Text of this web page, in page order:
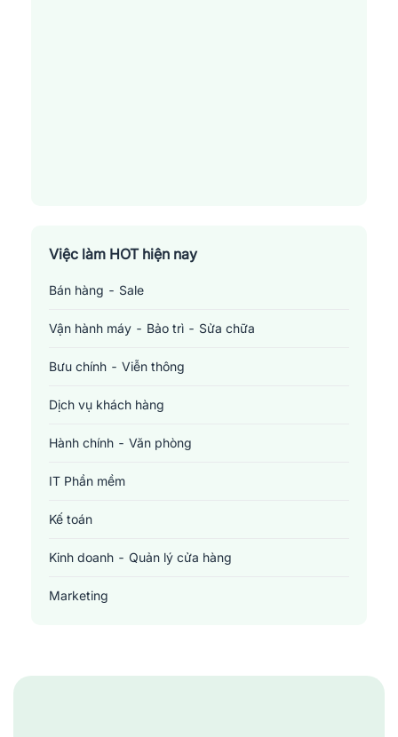
Việc làm HOT hiện nay
Bán hàng - Sale
Vận hành máy - Bảo trì - Sửa chữa
Bưu chính - Viễn thông
Dịch vụ khách hàng
Hành chính - Văn phòng
IT Phần mềm
Kế toán
Kinh doanh - Quản lý cửa hàng
Marketing